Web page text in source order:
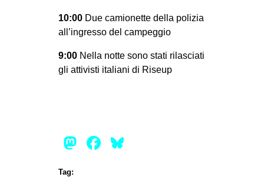
10:00 Due camionette della polizia
all’ingresso del campeggio
9:00 Nella notte sono stati rilasciati
gli attivisti italiani di Riseup
Mastodon
Facebook
Tag: